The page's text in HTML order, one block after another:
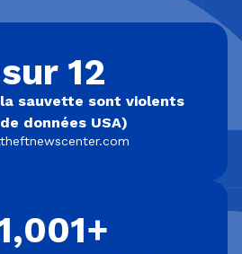
12
sauvette sont violents
données USA)